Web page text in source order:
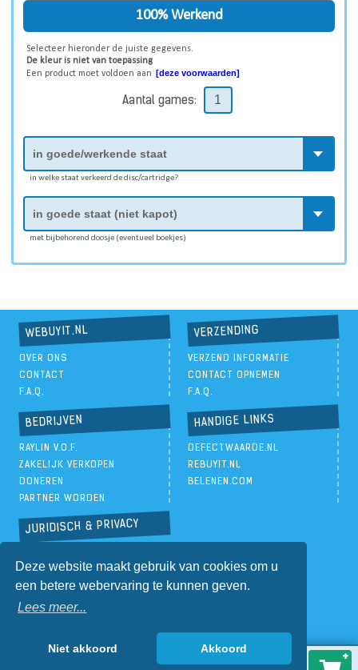
Deze website maakt gebruik van cookies om u
een betere webervaring te kunnen geven.
Lees meer...
Niet akkoord Akkoord
100% Werkend
Selecteer hieronder de juiste gegevens.
De kleur is niet van toepassing
Een product moet voldoen aan [deze voorwaarden]
Aantal games:
in welke staat verkeerd de disc/cartridge?
met bijbehorend doosje (eventueel boekjes)
WEBUYIT.NL
OVER ONS
CONTACT
F.A.Q.
VERZENDING
VERZEND INFORMATIE
CONTACT OPNEMEN
F.A.Q.
BEDRIJVEN
RAYLIN V.O.F.
ZAKELIJK VERKOPEN
DONEREN
PARTNER WORDEN
HANDIGE LINKS
DEFECTWAARDE.NL
REBUYIT.NL
BELENEN.COM
JURIDISCH & PRIVACY
ALGEMENE VOORWAARDEN